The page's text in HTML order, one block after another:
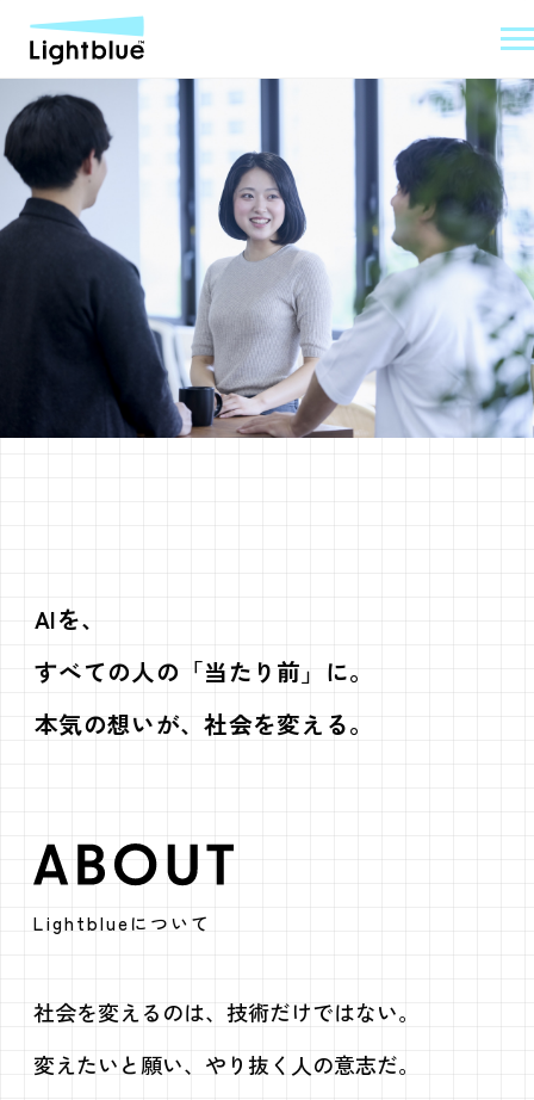
AIを、
すべての人の「当たり前」に。
本気の想いが、社会を変える。
ABOUT
Lightblueについて
社会を変えるのは、技術だけではない。
変えたいと願い、やり抜く人の意志だ。